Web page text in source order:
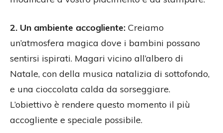
2. Un ambiente accogliente: Creiamo
un’atmosfera magica dove i bambini possano
sentirsi ispirati. Magari vicino all’albero di
Natale, con della musica natalizia di sottofondo,
e una cioccolata calda da sorseggiare.
L’obiettivo è rendere questo momento il più
accogliente e speciale possibile.